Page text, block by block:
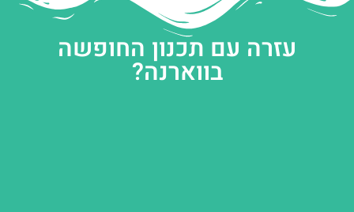
עזרה עם תכנון החופשה
בווארנה?